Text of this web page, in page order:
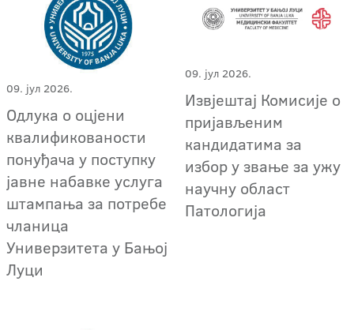
09. јул 2026.
Одлука о оцјени
квалификованости
понуђача у поступку
јавне набавке услуга
штампања за потребе
чланица
Универзитета у Бањој
Луци
09. јул 2026.
Извјештај Комисије о
пријављеним
кандидатима за
избор у звање за ужу
научну област
Патологија